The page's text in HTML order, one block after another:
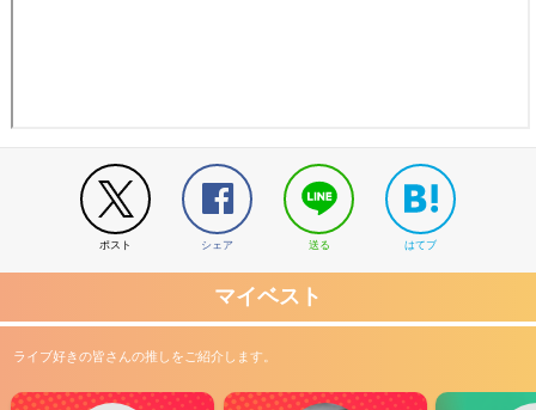
ポスト シェア 送る はてブ
マイベスト
ライブ好きの皆さんの推しをご紹介します。